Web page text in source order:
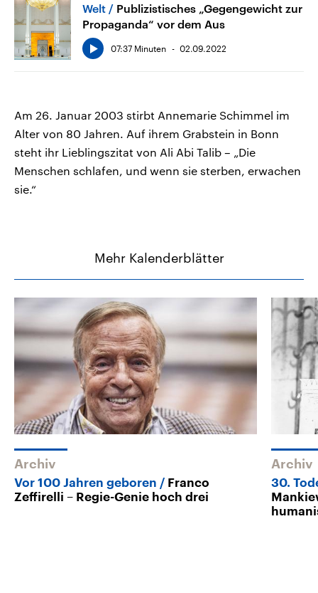
Welt
Publizistisches „Gegengewicht zur
Propaganda“ vor dem Aus
07:37 Minuten 02.09.2022
Am 26. Januar 2003 stirbt Annemarie Schimmel im
Alter von 80 Jahren. Auf ihrem Grabstein in Bonn
steht ihr Lieblingszitat von Ali Abi Talib – „Die
Menschen schlafen, und wenn sie sterben, erwachen
sie.“
Mehr Kalenderblätter
Archiv
Vor 100 Jahren geboren
Franco
Zeffirelli – Regie-Genie hoch drei
Archiv
30.